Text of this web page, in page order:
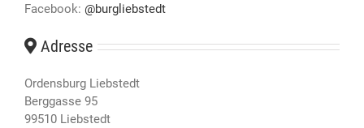
Facebook: @burgliebstedt
Adresse
Ordensburg Liebstedt
Berggasse 95
99510 Liebstedt